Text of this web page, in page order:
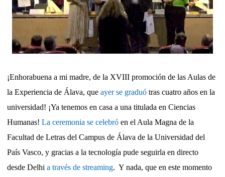
¡Enhorabuena a mi madre, de la XVIII promoción de las Aulas de
la Experiencia de Álava, que ayer se graduó tras cuatro años en la
universidad! ¡Ya tenemos en casa a una titulada en Ciencias
Humanas! La ceremonia se celebró en el Aula Magna de la
Facultad de Letras del Campus de Álava de la Universidad del
País Vasco, y gracias a la tecnología pude seguirla en directo
desde Delhi a través de streaming. Y nada, que en este momento